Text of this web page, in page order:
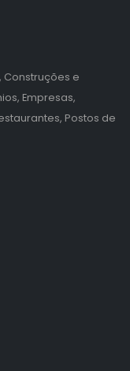
Construções e
Empresas,
Postos de